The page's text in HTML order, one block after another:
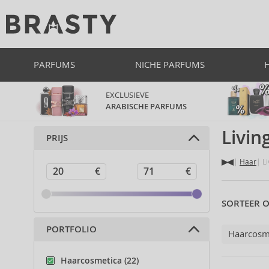
PARFUMS NICHE PARFUMS
EXCLUSIEVE
ARABISCHE PARFUMS
Haar
SORTEER
PRIJS
PORTFOLIO
Haarcosmetica (22)